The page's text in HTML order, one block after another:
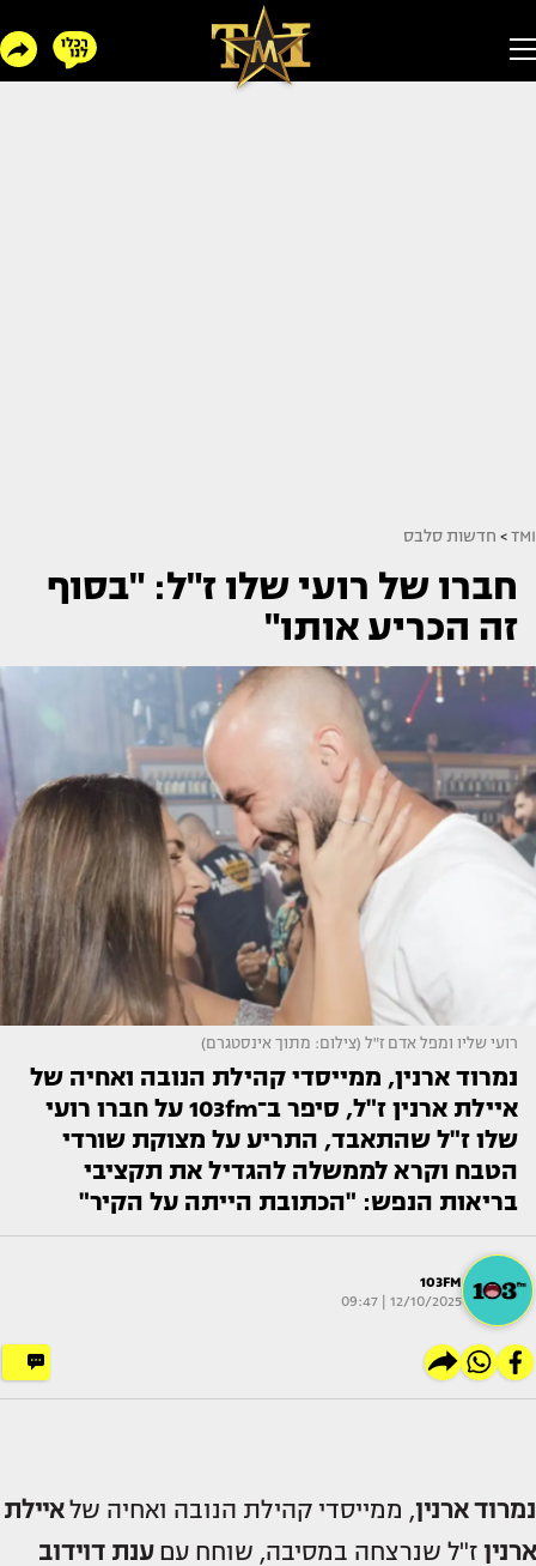
TMI
> חדשות סלבס
חברו של רועי שלו ז"ל: "בסוף
זה הכריע אותו"
רועי שליו ומפל אדם ז"ל (צילום: מתוך אינסטגרם)
נמרוד ארנין, ממייסדי קהילת הנובה ואחיה של
איילת ארנין ז"ל, סיפר ב־103fm על חברו רועי
שלו ז"ל שהתאבד, התריע על מצוקת שורדי
הטבח וקרא לממשלה להגדיל את תקציבי
בריאות הנפש: "הכתובת הייתה על הקיר"
103FM
12/10/2025 | 09:47
נמרוד ארנין, ממייסדי קהילת הנובה ואחיה שלאיילת
ארנין ז"ל שנרצחה במסיבה, שוחח עםענת דוידוב